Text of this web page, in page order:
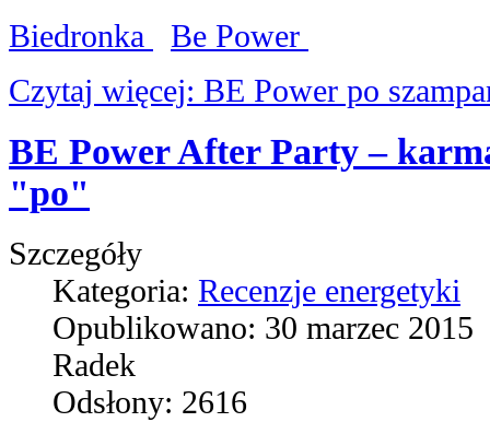
Biedronka
Be Power
Czytaj więcej: BE Power po
BE Power After Party –
"po"
Szczegóły
Kategoria: Recenzje energetyki
Opublikowano: 30 marzec 2015
Radek
Odsłony: 2616